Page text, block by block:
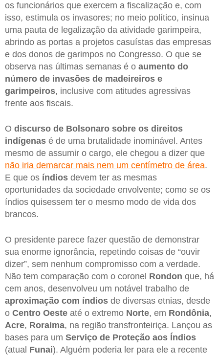
os funcionários que exercem a fiscalização e, com
isso, estimula os invasores; no meio político, insinua
uma pauta de legalização da atividade garimpeira,
abrindo as portas a projetos casuístas das empresas
e dos donos de garimpos no Congresso. O que se
observa nas últimas semanas é o aumento do
número de invasões de madeireiros e
garimpeiros, inclusive com atitudes agressivas
frente aos fiscais.
O discurso de Bolsonaro sobre os direitos
indígenas é de uma brutalidade inominável. Antes
mesmo de assumir o cargo, ele chegou a dizer que
não iria demarcar mais nem um centímetro de área.
E que os índios devem ter as mesmas
oportunidades da sociedade envolvente; como se os
índios quisessem ter o mesmo modo de vida dos
brancos.
O presidente parece fazer questão de demonstrar
sua enorme ignorância, repetindo coisas de “ouvir
dizer”, sem nenhum compromisso com a verdade.
Não tem comparação com o coronel Rondon que, há
cem anos, desenvolveu um notável trabalho de
aproximação com índios de diversas etnias, desde
o Centro Oeste até o extremo Norte, em Rondônia,
Acre, Roraima, na região transfronteiriça. Lançou as
bases para um Serviço de Proteção aos Índios
(atual Funai). Alguém poderia ler para ele a recente